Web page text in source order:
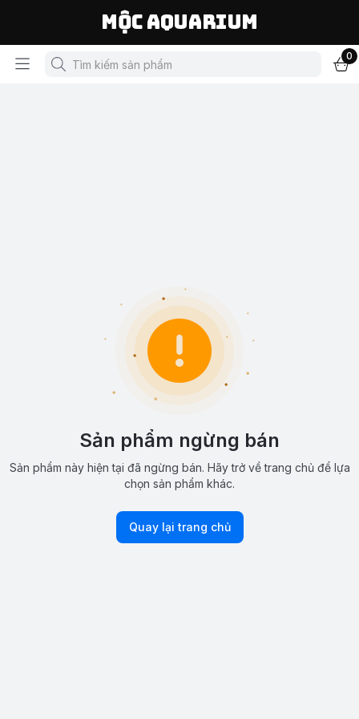
Mộc Aquarium
0
Sản phẩm ngừng bán
Sản phẩm này hiện tại đã ngừng bán. Hãy trở về trang chủ để lựa
chọn sản phẩm khác.
Quay lại trang chủ